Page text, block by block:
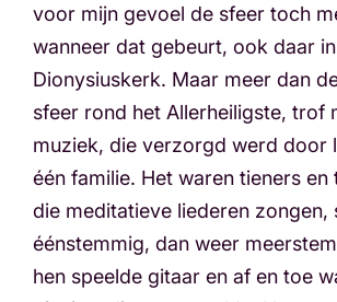
voor mijn gevoel de sfeer toch
wanneer dat gebeurt, ook daar
Dionysiuskerk. Maar meer dan
sfeer rond het Allerheiligste, trof
muziek, die verzorgd werd door
één familie. Het waren tieners en
die meditatieve liederen zongen,
éénstemmig, dan weer
hen speelde gitaar en af en toe